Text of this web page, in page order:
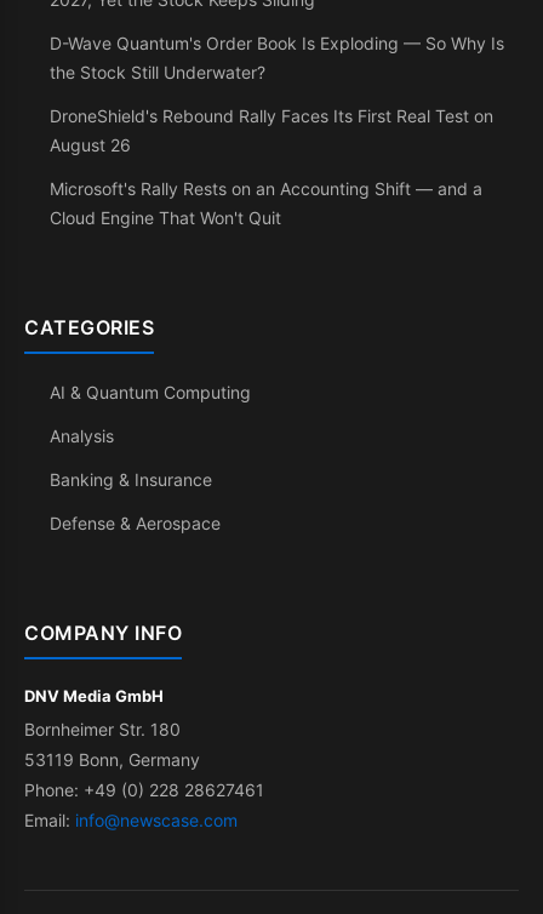
D-Wave Quantum's Order Book Is Exploding — So Why Is
the Stock Still Underwater?
DroneShield's Rebound Rally Faces Its First Real Test on
August 26
Microsoft's Rally Rests on an Accounting Shift — and a
Cloud Engine That Won't Quit
CATEGORIES
AI & Quantum Computing
Analysis
Banking & Insurance
Defense & Aerospace
COMPANY INFO
DNV Media GmbH
Bornheimer Str. 180
53119 Bonn, Germany
Phone: +49 (0) 228 28627461
Email: info@newscase.com